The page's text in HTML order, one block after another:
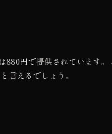
880円で提供されています。
言えるでしょう。